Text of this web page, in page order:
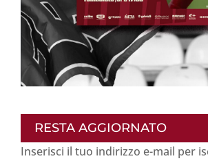
RESTA AGGIORNATO
Inserisci il tuo indirizzo e-mail per